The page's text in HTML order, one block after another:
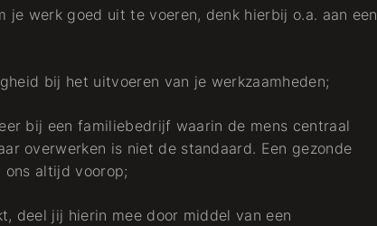
je werk goed uit te voeren, denk hierbij o.a. aan een
bij het uitvoeren van je werkzaamheden;
bij een familiebedrijf waarin de mens centraal
overwerken is niet de standaard. Een gezonde
altijd voorop;
deel jij hierin mee door middel van een